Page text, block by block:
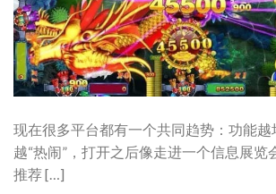
现在很多平台都有一个共同趋势：功能
越“热闹”，打开之后像走进一个信息展览
推荐 […]